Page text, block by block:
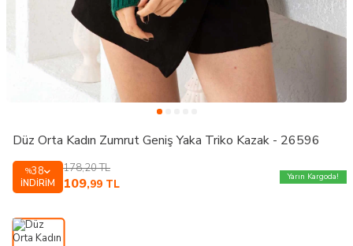
Düz Orta Kadın Zumrut Geniş Yaka Triko Kazak - 26596
%38
İNDIRIM
178,20TL
109,99 TL
Yarın Kargoda!